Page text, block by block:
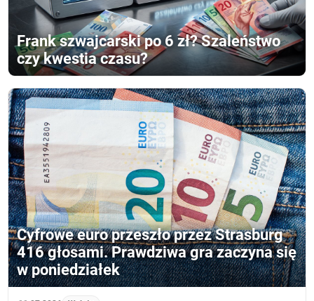
Frank szwajcarski po 6 zł? Szaleństwo
czy kwestia czasu?
Cyfrowe euro przeszło przez Strasburg
416 głosami. Prawdziwa gra zaczyna się
w poniedziałek